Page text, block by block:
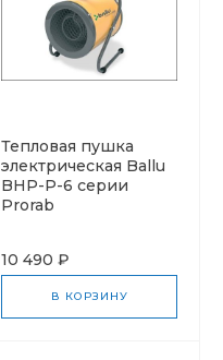
Тепловая пушка
электрическая Ballu
BHP-P-6 серии
Prorab
10 490 ₽
В КОРЗИНУ